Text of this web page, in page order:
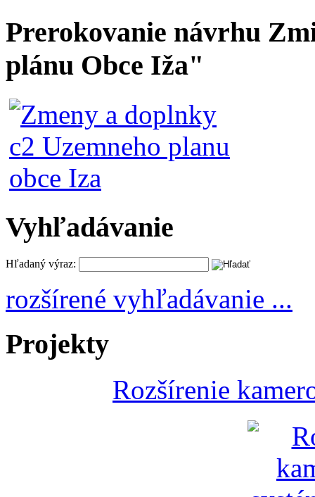
Prerokovanie návrhu
plánu Obce Iža"
Vyhľadávanie
Hľadaný výraz:
rozšírené vyhľadávanie ...
Projekty
Rozšírenie